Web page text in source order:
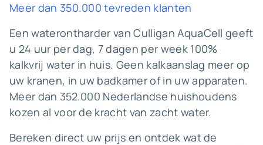
Meer dan 350.000 tevreden klanten
Een waterontharder van Culligan AquaCell geeft
u 24 uur per dag, 7 dagen per week 100%
kalkvrij water in huis. Geen kalkaanslag meer op
uw kranen, in uw badkamer of in uw apparaten.
Meer dan 352.000 Nederlandse huishoudens
kozen al voor de kracht van zacht water.
Bereken direct uw prijs en ontdek wat de